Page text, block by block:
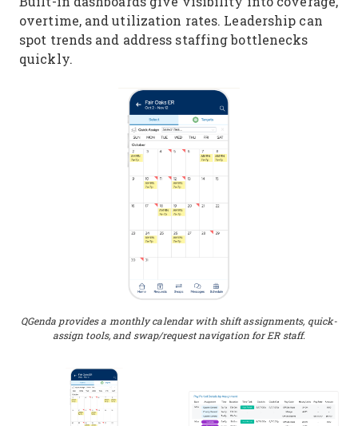
overtime, and utilization rates. Leadership can
spot trends and address staffing bottlenecks
quickly.
QGenda provides a monthly calendar with shift assignments, quick-
assign tools, and swap/request navigation for ER staff.